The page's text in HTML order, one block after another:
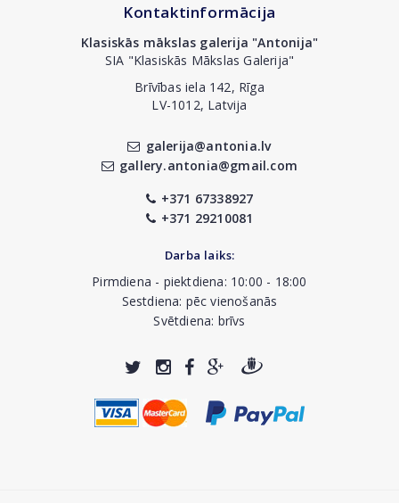
Kontaktinformācija
Klasiskās mākslas galerija "Antonija"
SIA "Klasiskās Mākslas Galerija"
Brīvības iela 142, Rīga
LV-1012, Latvija
galerija@antonia.lv
gallery.antonia@gmail.com
+371 67338927
+371 29210081
Darba laiks:
Pirmdiena - piektdiena: 10:00 - 18:00
Sestdiena: pēc vienošanās
Svētdiena: brīvs